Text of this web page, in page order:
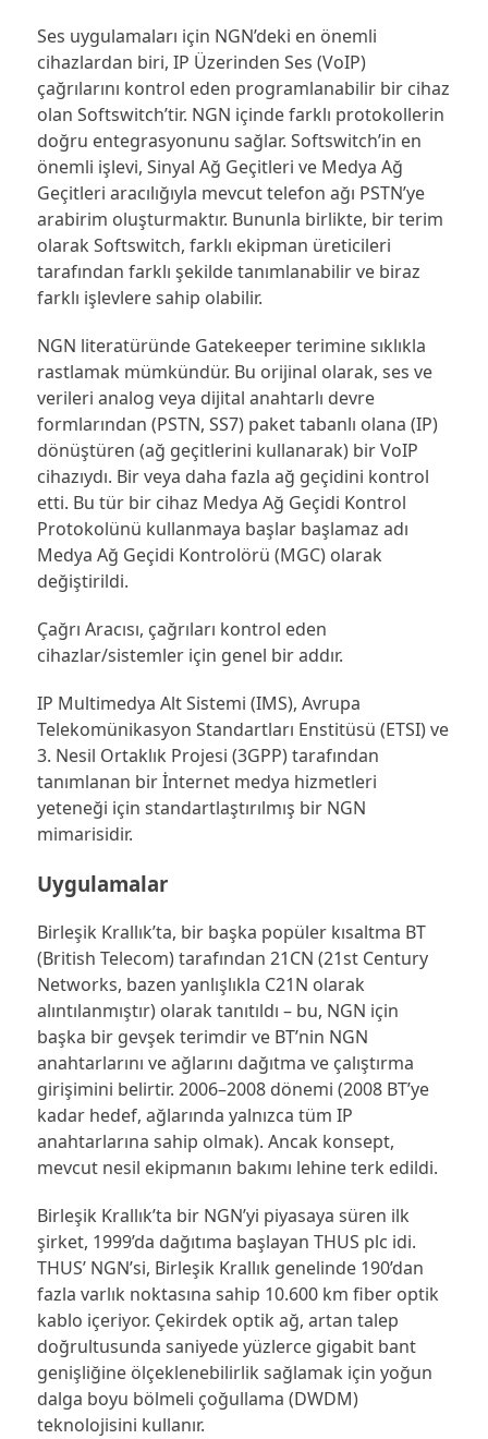
Ses uygulamaları için NGN’deki en önemli
cihazlardan biri, IP Üzerinden Ses (VoIP)
çağrılarını kontrol eden programlanabilir bir cihaz
olan Softswitch’tir. NGN içinde farklı protokollerin
doğru entegrasyonunu sağlar. Softswitch’in en
önemli işlevi, Sinyal Ağ Geçitleri ve Medya Ağ
Geçitleri aracılığıyla mevcut telefon ağı PSTN’ye
arabirim oluşturmaktır. Bununla birlikte, bir terim
olarak Softswitch, farklı ekipman üreticileri
tarafından farklı şekilde tanımlanabilir ve biraz
farklı işlevlere sahip olabilir.
NGN literatüründe Gatekeeper terimine sıklıkla
rastlamak mümkündür. Bu orijinal olarak, ses ve
verileri analog veya dijital anahtarlı devre
formlarından (PSTN, SS7) paket tabanlı olana (IP)
dönüştüren (ağ geçitlerini kullanarak) bir VoIP
cihazıydı. Bir veya daha fazla ağ geçidini kontrol
etti. Bu tür bir cihaz Medya Ağ Geçidi Kontrol
Protokolünü kullanmaya başlar başlamaz adı
Medya Ağ Geçidi Kontrolörü (MGC) olarak
değiştirildi.
Çağrı Aracısı, çağrıları kontrol eden
cihazlar/sistemler için genel bir addır.
IP Multimedya Alt Sistemi (IMS), Avrupa
Telekomünikasyon Standartları Enstitüsü (ETSI) ve
3. Nesil Ortaklık Projesi (3GPP) tarafından
tanımlanan bir İnternet medya hizmetleri
yeteneği için standartlaştırılmış bir NGN
mimarisidir.
Uygulamalar
Birleşik Krallık’ta, bir başka popüler kısaltma BT
(British Telecom) tarafından 21CN (21st Century
Networks, bazen yanlışlıkla C21N olarak
alıntılanmıştır) olarak tanıtıldı – bu, NGN için
başka bir gevşek terimdir ve BT’nin NGN
anahtarlarını ve ağlarını dağıtma ve çalıştırma
girişimini belirtir. 2006–2008 dönemi (2008 BT’ye
kadar hedef, ağlarında yalnızca tüm IP
anahtarlarına sahip olmak). Ancak konsept,
mevcut nesil ekipmanın bakımı lehine terk edildi.
Birleşik Krallık’ta bir NGN’yi piyasaya süren ilk
şirket, 1999’da dağıtıma başlayan THUS plc idi.
THUS’ NGN’si, Birleşik Krallık genelinde 190’dan
fazla varlık noktasına sahip 10.600 km fiber optik
kablo içeriyor. Çekirdek optik ağ, artan talep
doğrultusunda saniyede yüzlerce gigabit bant
genişliğine ölçeklenebilirlik sağlamak için yoğun
dalga boyu bölmeli çoğullama (DWDM)
teknolojisini kullanır.